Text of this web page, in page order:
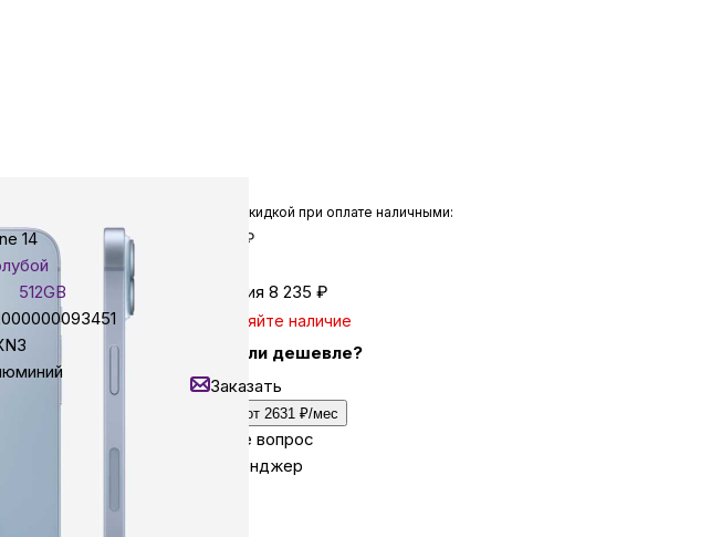
Для дома и дачи
Для домашних питомцев
Умный дом и безопасность
Автомобильные аксессуары
14
512GB
Цена со скидкой при оплате наличными:
₽
Экономия 8 235 ₽
Уточняйте наличие
Нашли дешевле?
Заказать
Кредит от 2631 ₽/мес
Задайте вопрос
в мессенджер